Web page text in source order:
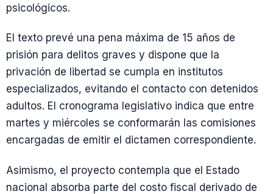
psicológicos.
El texto prevé una pena máxima de 15 años de
prisión para delitos graves y dispone que la
privación de libertad se cumpla en institutos
especializados, evitando el contacto con detenidos
adultos. El cronograma legislativo indica que entre
martes y miércoles se conformarán las comisiones
encargadas de emitir el dictamen correspondiente.
Asimismo, el proyecto contempla que el Estado
nacional absorba parte del costo fiscal derivado de